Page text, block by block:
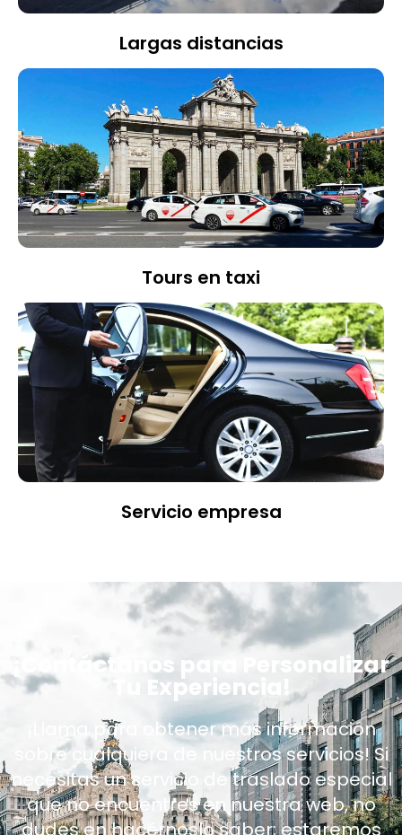
Largas distancias
Tours en taxi
Servicio empresa
¡Contáctanos para Personalizar
Tu Experiencia!
¡Llama para obtener más información
sobre cualquiera de nuestros servicios! Si
necesitas un servicio de traslado especial
que no encuentres en nuestra web, no
dudes en hacérnoslo saber; estaremos